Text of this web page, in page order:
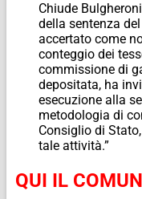
Chiude
della sentenza
accertato come
conteggio dei
commissione di
depositata, ha
esecuzione alla
metodologia di
Consiglio di
tale attività.”
QUI IL